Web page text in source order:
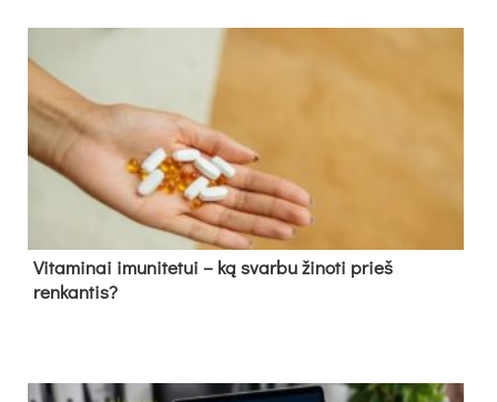
Vitaminai imunitetui – ką svarbu žinoti prieš
renkantis?